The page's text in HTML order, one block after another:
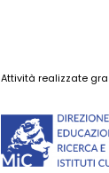
Attività realizzate